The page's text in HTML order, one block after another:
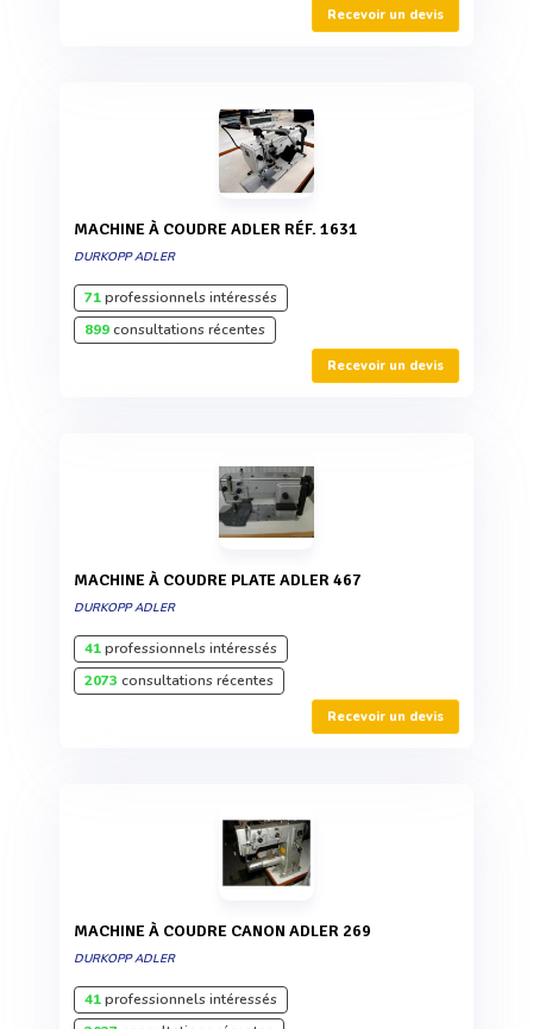
Recevoir un devis
MACHINE À COUDRE ADLER RÉF. 1631
DURKOPP ADLER
71professionnels intéressés
899consultations récentes
Recevoir un devis
MACHINE À COUDRE PLATE ADLER 467
DURKOPP ADLER
41professionnels intéressés
2073 consultations récentes
Recevoir un devis
MACHINE À COUDRE CANON ADLER 269
DURKOPP ADLER
41professionnels intéressés